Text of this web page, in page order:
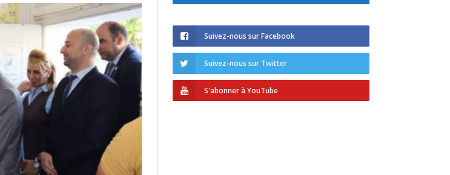
Suivez-nous sur Facebook
Suivez-nous sur Twitter
S'abonner à YouTube